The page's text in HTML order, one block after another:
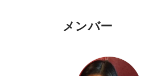
メンバー